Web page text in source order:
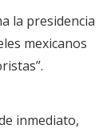
la presidencia
mexicanos
inmediato,